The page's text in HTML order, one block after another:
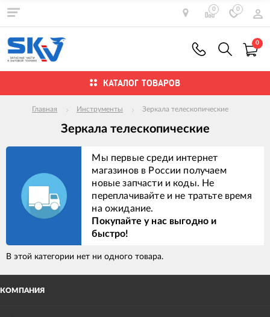
0 0
0
КАТАЛОГ ТОВАРОВ
Главная Инструменты Зеркала телескопические
Зеркала телескопические
Мы первые среди интернет
магазинов в России получаем
новые запчасти и коды. Не
переплачивайте и не тратьте время
на ожидание.
Покупайте у нас выгодно и
быстро!
В этой категории нет ни одного товара.
КОМПАНИЯ